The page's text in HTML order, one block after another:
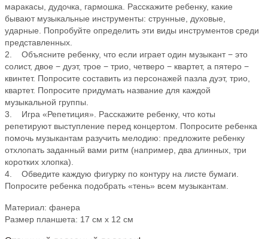
маракасы, дудочка, гармошка. Расскажите ребенку, какие
бывают музыкальные инструменты: струнные, духовые,
ударные. Попробуйте определить эти виды инструментов среди
представленных.
2. Объясните ребенку, что если играет один музыкант − это
солист, двое − дуэт, трое − трио, четверо − квартет, а пятеро −
квинтет. Попросите составить из персонажей пазла дуэт, трио,
квартет. Попросите придумать название для каждой
музыкальной группы.
3. Игра «Репетиция». Расскажите ребенку, что коты
репетируют выступление перед концертом. Попросите ребенка
помочь музыкантам разучить мелодию: предложите ребенку
отхлопать заданный вами ритм (например, два длинных, три
коротких хлопка).
4. Обведите каждую фигурку по контуру на листе бумаги.
Попросите ребенка подобрать «тень» всем музыкантам.
Материал: фанера
Размер планшета: 17 см х 12 см